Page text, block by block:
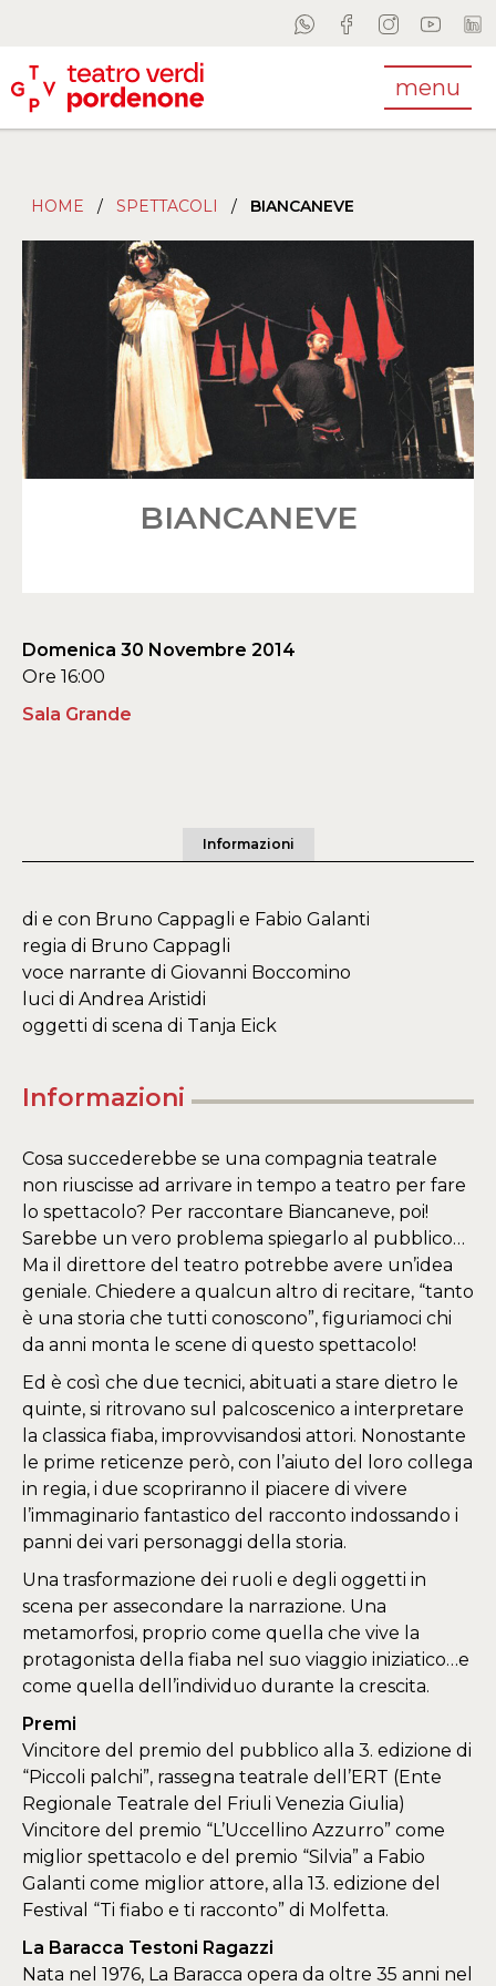
menu
HOME / SPETTACOLI / BIANCANEVE
BIANCANEVE
Domenica 30 Novembre 2014
Ore 16:00
Sala Grande
Informazioni
di e con Bruno Cappagli e Fabio Galanti
regia di Bruno Cappagli
voce narrante di Giovanni Boccomino
luci di Andrea Aristidi
oggetti di scena di Tanja Eick
Informazioni
Cosa succederebbe se una compagnia teatrale
non riuscisse ad arrivare in tempo a teatro per fare
lo spettacolo? Per raccontare Biancaneve, poi!
Sarebbe un vero problema spiegarlo al pubblico…
Ma il direttore del teatro potrebbe avere un’idea
geniale. Chiedere a qualcun altro di recitare, “tanto
è una storia che tutti conoscono”, figuriamoci chi
da anni monta le scene di questo spettacolo!
Ed è così che due tecnici, abituati a stare dietro le
quinte, si ritrovano sul palcoscenico a interpretare
la classica fiaba, improvvisandosi attori. Nonostante
le prime reticenze però, con l’aiuto del loro collega
in regia, i due scopriranno il piacere di vivere
l’immaginario fantastico del racconto indossando i
panni dei vari personaggi della storia.
Una trasformazione dei ruoli e degli oggetti in
scena per assecondare la narrazione. Una
metamorfosi, proprio come quella che vive la
protagonista della fiaba nel suo viaggio iniziatico…e
come quella dell’individuo durante la crescita.
Premi
Vincitore del premio del pubblico alla 3. edizione di
“Piccoli palchi”, rassegna teatrale dell’ERT (Ente
Regionale Teatrale del Friuli Venezia Giulia)
Vincitore del premio “L’Uccellino Azzurro” come
miglior spettacolo e del premio “Silvia” a Fabio
Galanti come miglior attore, alla 13. edizione del
Festival “Ti fiabo e ti racconto” di Molfetta.
La Baracca Testoni Ragazzi
Nata nel 1976, La Baracca opera da oltre 35 anni nel